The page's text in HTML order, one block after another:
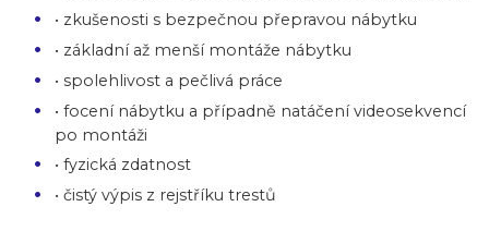
• zkušenosti s bezpečnou přepravou nábytku
• základní až menší montáže nábytku
• spolehlivost a pečlivá práce
• focení nábytku a případně natáčení videosekvencí
po montáži
• fyzická zdatnost
• čistý výpis z rejstříku trestů